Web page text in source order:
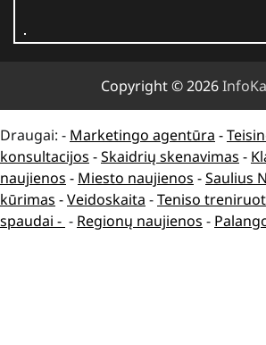
Copyright © 2026
Draugai: - Marketingo agentūra -
konsultacijos -Skaidrių skenavimas -
naujienos - Miesto naujienos -Saulius
kūrimas -Veidoskaita -Teniso
spaudai - - Regionų naujienos -